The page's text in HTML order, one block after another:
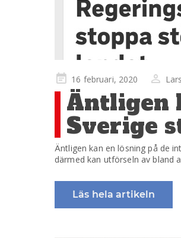
Publicerad
på
16 februari, 2020
Äntligen
Sverige
Äntligen kan en lösning på de
därmed kan utförseln av bland
Läs hela artikeln